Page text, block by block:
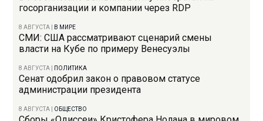
госорганизации и компании через RDP
8 АВГУСТА В МИРЕ
СМИ: США рассматривают сценарий смены
власти на Кубе по примеру Венесуэлы
8 АВГУСТА ПОЛИТИКА
Сенат одобрил закон о правовом статусе
администрации президента
8 АВГУСТА ОБЩЕСТВО